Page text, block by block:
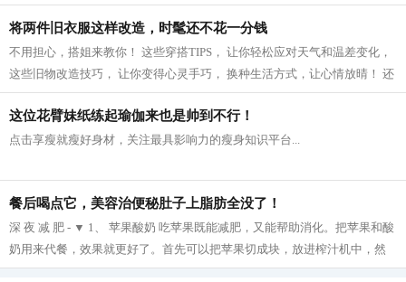
模特身高159CM 165cm半熟女生的轻熟小性...
将两件旧衣服这样改造，时髦还不花一分钱
不用担心，搭姐来教你！ 这些穿搭TIPS， 让你轻松应对天气和温差变化，
这些旧物改造技巧， 让你变得心灵手巧， 换种生活方式，让心情放晴！ 还
等什么，快点学起来吧！ 针织衫 风...
这位花臂妹纸练起瑜伽来也是帅到不行！
点击享瘦就瘦好身材，关注最具影响力的瘦身知识平台...
餐后喝点它，美容治便秘肚子上脂肪全没了！
深 夜 减 肥 - ▼ 1、 苹果酸奶 吃苹果既能减肥，又能帮助消化。把苹果和酸
奶用来代餐，效果就更好了。首先可以把苹果切成块，放进榨汁机中，然
后再把榨好的苹果汁与酸奶拌在一起...